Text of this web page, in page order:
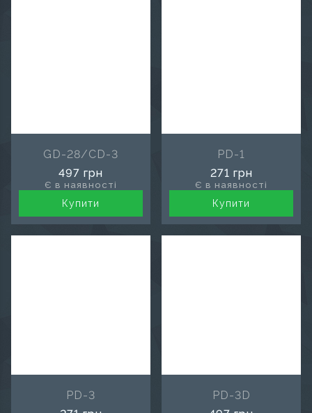
GD-28/CD-3
497 грн
Є в наявності
Купити
PD-1
271 грн
Є в наявності
Купити
PD-3
PD-3D